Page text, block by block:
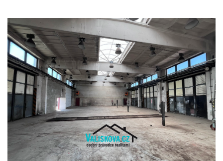
Novostavba
K demolici
Před rekonstrukcí
Po rekonstrukci
Stavba:
Kamenná
Cihlová
Panelová